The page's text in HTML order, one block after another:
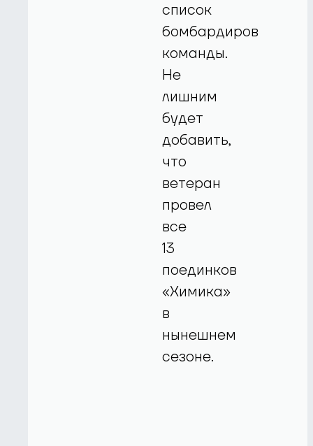
список
бомбардиров
команды.
Не
лишним
будет
добавить,
что
ветеран
провел
все
13
поединков
«Химика»
в
нынешнем
сезоне.